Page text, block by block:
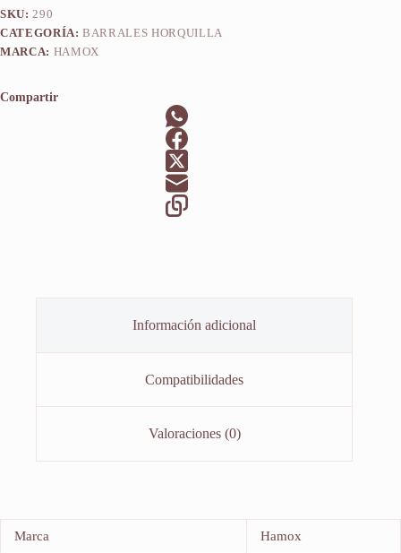
SKU:290
CATEGORÍA:BARRALES HORQUILLA
MARCA: HAMOX
Compartir
Información adicional
Compatibilidades
Valoraciones (0)
Marca Hamox